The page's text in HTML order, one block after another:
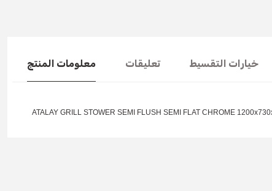
معلومات المنتج تعليقات خيارات التقسيط